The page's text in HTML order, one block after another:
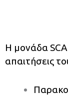
Η μονάδα
απαιτήσεις